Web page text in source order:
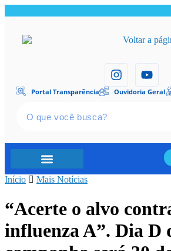
Portal Transparência Ouvidoria Geral
Início Mais Notícias
“Acerte o alvo
influenza A”. Dia D